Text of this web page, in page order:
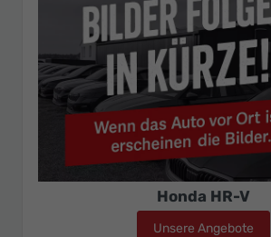
Honda HR-V
Unsere Angebote